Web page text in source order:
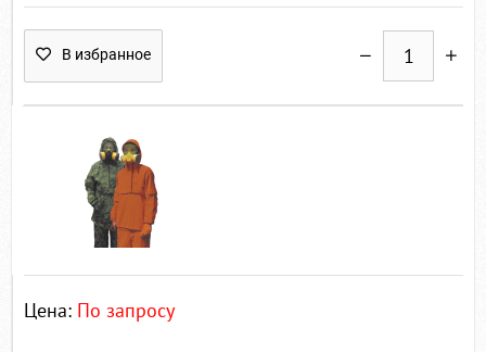
В избранное
Цена: По запросу